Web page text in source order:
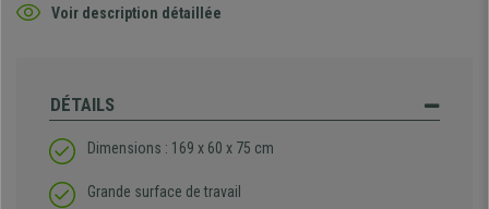
Voir description détaillée
DÉTAILS
Dimensions : 169 x 60 x 75 cm
Grande surface de travail